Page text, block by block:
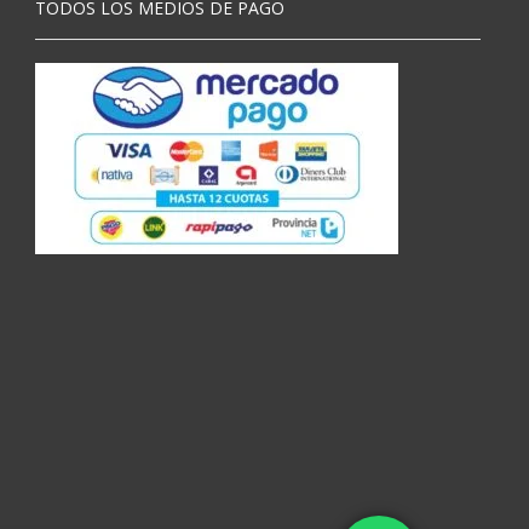
TODOS LOS MEDIOS DE PAGO